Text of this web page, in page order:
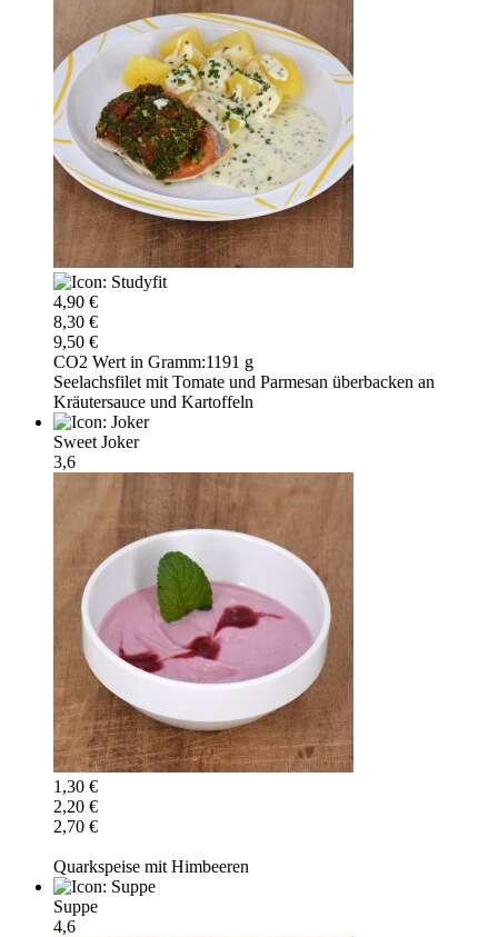
4,90 €
8,30 €
9,50 €
CO2 Wert in Gramm:1191 g
Seelachsfilet mit Tomate und Parmesan überbacken an
Kräutersauce und Kartoffeln
Sweet Joker
3,6
1,30 €
2,20 €
2,70 €
Quarkspeise mit Himbeeren
Suppe
4,6